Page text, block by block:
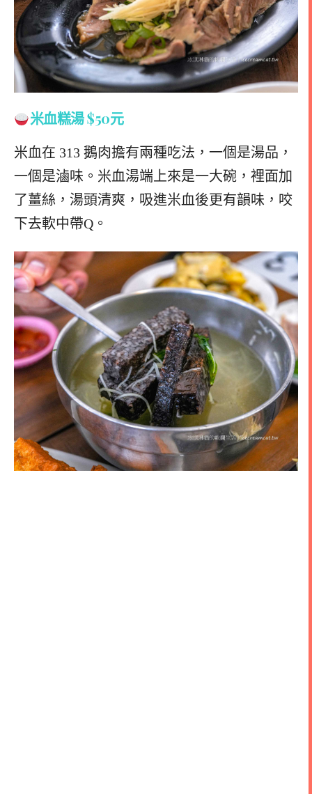
米血糕湯 $50元
米血在 313 鵝肉擔有兩種吃法，一個是湯品，
一個是滷味。米血湯端上來是一大碗，裡面加
了薑絲，湯頭清爽，吸進米血後更有韻味，咬
下去軟中帶Q。